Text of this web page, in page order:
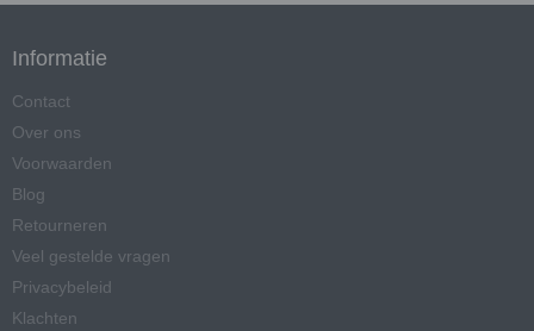
Informatie
Contact
Over ons
Voorwaarden
Blog
Retourneren
Veel gestelde vragen
Privacybeleid
Klachten